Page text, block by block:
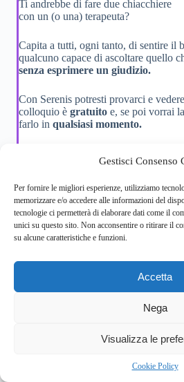
Gestisci Consenso
Per fornire le migliori esperienze, utilizziamo
memorizzare e/o accedere alle informazioni del
tecnologie ci permetterà di elaborare dati come il
unici su questo sito. Non acconsentire o ritirare il
su alcune caratteristiche e funzioni.
Accetta
Nega
Visualizza le
Cookie Policy
Ti andrebbe di fare due chiacchiere
con un (o una) terapeuta?
Capita a tutti, ogni tanto, di sentire il
qualcuno capace di ascoltare quello
senza esprimere un giudizio.
Con Serenis potresti provarci e
colloquio è gratuito e, se poi vorrai
farlo in qualsiasi momento.
Trova uno